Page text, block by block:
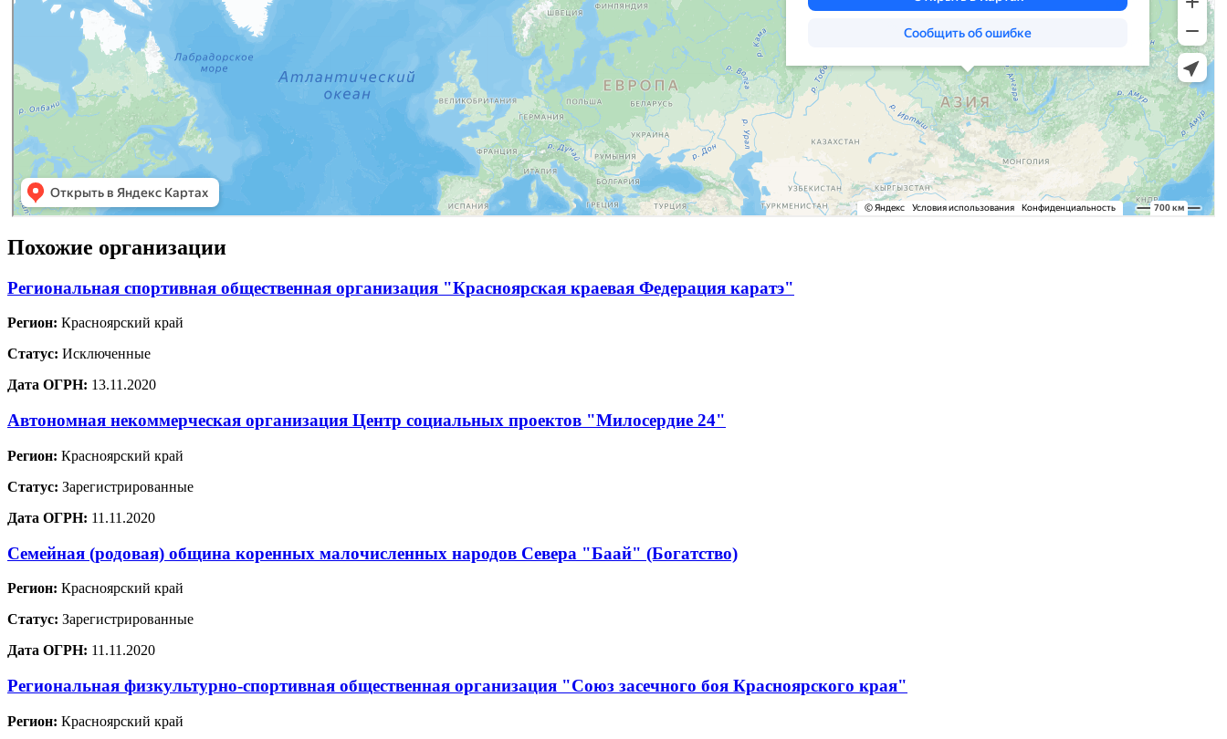
Похожие организации
Региональная спортивная общественная организация "Красноярская краевая Федерация каратэ"
Регион: Красноярский край
Статус: Исключенные
Дата ОГРН: 13.11.2020
Автономная некоммерческая организация Центр социальных проектов "Милосердие 24"
Регион: Красноярский край
Статус: Зарегистрированные
Дата ОГРН: 11.11.2020
Семейная (родовая) община коренных малочисленных народов Севера "Баай" (Богатство)
Регион: Красноярский край
Статус: Зарегистрированные
Дата ОГРН: 11.11.2020
Региональная физкультурно-спортивная общественная организация "Союз засечного боя Красноярского края"
Регион: Красноярский край